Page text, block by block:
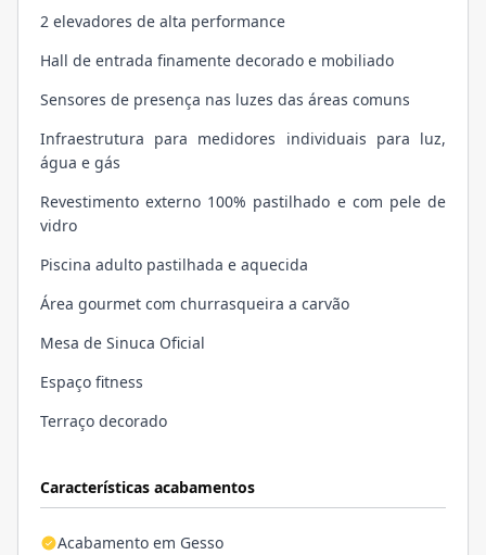
Características acabamentos
Acabamento em Gesso
2 elevadores de alta performance
Hall de entrada finamente decorado e mobiliado
Sensores de presença nas luzes das áreas comuns
Infraestrutura para medidores individuais para luz,
água e gás
Revestimento externo 100% pastilhado e com pele de
vidro
Piscina adulto pastilhada e aquecida
Área gourmet com churrasqueira a carvão
Mesa de Sinuca Oficial
Espaço fitness
Terraço decorado